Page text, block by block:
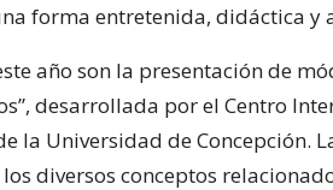
forma entretenida, didáctica y
año son la presentación de
desarrollada por el Centro
la Universidad de Concepción.
diversos conceptos